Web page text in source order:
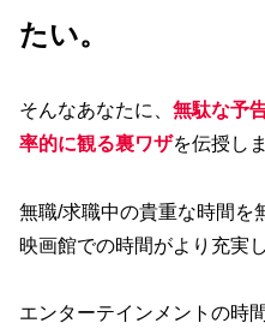
たい。
そんなあなたに、 無駄な予
率的に観る裏ワザを伝授し
無職/求職中の貴重な時間を
映画館での時間がより充実
エンターテインメントの時